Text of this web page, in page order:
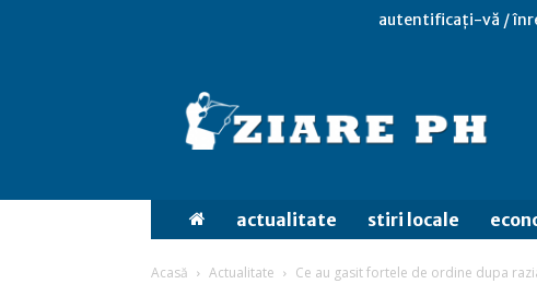
autentificați-vă /
actualitate stiri locale
Acasă Actualitate Ce au gasit fortele de ordine dupa